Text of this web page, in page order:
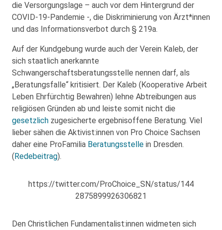
die Versorgungslage – auch vor dem Hintergrund der
COVID-19-Pandemie -, die Diskriminierung von Ärzt*innen
und das Informationsverbot durch § 219a.
Auf der Kundgebung wurde auch der Verein Kaleb, der
sich staatlich anerkannte
Schwangerschaftsberatungsstelle nennen darf, als
„Beratungsfalle“ kritisiert. Der Kaleb (Kooperative Arbeit
Leben Ehrfürchtig Bewahren) lehne Abtreibungen aus
religiösen Gründen ab und leiste somit nicht die
gesetzlich zugesicherte ergebnisoffene Beratung. Viel
lieber sähen die Aktivist:innen von Pro Choice Sachsen
daher eine ProFamilia Beratungsstelle in Dresden.
(Redebeitrag).
https://twitter.com/ProChoice_SN/status/144
2875899926306821
Den Christlichen Fundamentalist:innen widmeten sich